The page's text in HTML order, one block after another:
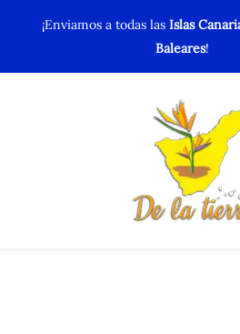
¡Enviamos a todas las Islas
Baleares!